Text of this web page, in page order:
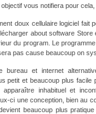
vous notifiera pour
doux cellulaire logiciel fait
about software Store
du program. Le
pas cause beaucoup on
bureau et internet
petit et beaucoup plus facile
inhabituel et
ci une conception, bien au
beaucoup plus